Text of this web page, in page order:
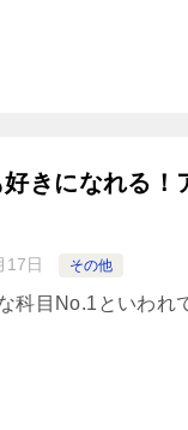
きになれる！
17日 その他
科目No.1といわれ